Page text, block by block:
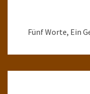
Fünf Worte, Ein